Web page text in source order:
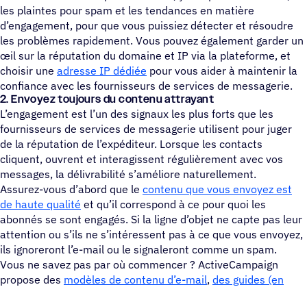
les plaintes pour spam et les tendances en matière
d’engagement, pour que vous puissiez détecter et résoudre
les problèmes rapidement. Vous pouvez également garder un
œil sur la réputation du domaine et IP via la plateforme, et
choisir une adresse IP dédiée pour vous aider à maintenir la
confiance avec les fournisseurs de services de messagerie.
2. Envoyez toujours du contenu attrayant
L’engagement est l’un des signaux les plus forts que les
fournisseurs de services de messagerie utilisent pour juger
de la réputation de l’expéditeur. Lorsque les contacts
cliquent, ouvrent et interagissent régulièrement avec vos
messages, la délivrabilité s’améliore naturellement.
Assurez-vous d’abord que le contenu que vous envoyez est
de haute qualité et qu’il correspond à ce pour quoi les
abonnés se sont engagés. Si la ligne d’objet ne capte pas leur
attention ou s’ils ne s’intéressent pas à ce que vous envoyez,
ils ignoreront l’e-mail ou le signaleront comme un spam.
Vous ne savez pas par où commencer ? ActiveCampaign
propose des modèles de contenu d’e-mail, des guides (en